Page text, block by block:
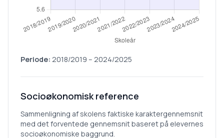
Periode: 2018/2019 – 2024/2025
Socioøkonomisk reference
Sammenligning af skolens faktiske karaktergennemsnit
med det forventede gennemsnit baseret på elevernes
socioøkonomiske baggrund.